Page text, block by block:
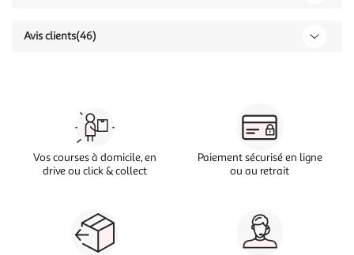
Avis clients(46)
Vos courses à domicile, en
drive ou click & collect
Paiement sécurisé en ligne
ou au retrait